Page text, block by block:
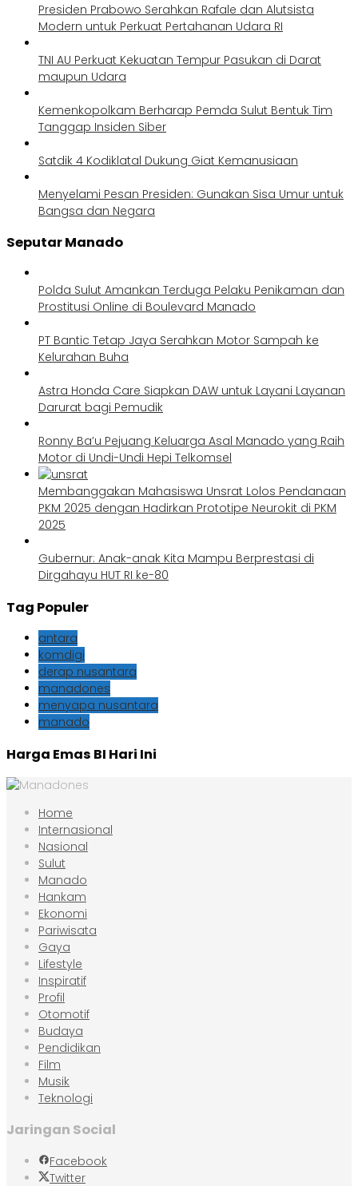
Presiden Prabowo Serahkan Rafale dan Alutsista
Modern untuk Perkuat Pertahanan Udara RI
TNI AU Perkuat Kekuatan Tempur Pasukan di Darat
maupun Udara
Kemenkopolkam Berharap Pemda Sulut Bentuk Tim
Tanggap Insiden Siber
Satdik 4 Kodiklatal Dukung Giat Kemanusiaan
Menyelami Pesan Presiden: Gunakan Sisa Umur untuk
Bangsa dan Negara
Seputar Manado
Polda Sulut Amankan Terduga Pelaku Penikaman dan
Prostitusi Online di Boulevard Manado
PT Bantic Tetap Jaya Serahkan Motor Sampah ke
Kelurahan Buha
Astra Honda Care Siapkan DAW untuk Layani Layanan
Darurat bagi Pemudik
Ronny Ba’u Pejuang Keluarga Asal Manado yang Raih
Motor di Undi-Undi Hepi Telkomsel
Membanggakan Mahasiswa Unsrat Lolos Pendanaan
PKM 2025 dengan Hadirkan Prototipe Neurokit di PKM
2025
Gubernur: Anak-anak Kita Mampu Berprestasi di
Dirgahayu HUT RI ke-80
Tag Populer
antara
komdigi
derap nusantara
manadones
menyapa nusantara
manado
Harga Emas BI Hari Ini
Home
Internasional
Nasional
Sulut
Manado
Hankam
Ekonomi
Pariwisata
Gaya
Lifestyle
Inspiratif
Profil
Otomotif
Budaya
Pendidikan
Film
Musik
Teknologi
Jaringan Social
Facebook
Twitter